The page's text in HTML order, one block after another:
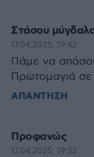
Στάσου
17.04.2025, 19:42
Πάμε να
Πρωτομαγιά σε
ΑΠΑΝΤΗΣΗ
Προφανώς
17.04.2025, 19:32